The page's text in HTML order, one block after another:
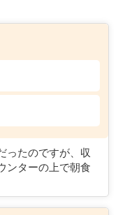
ったのですが、収
ンターの上で朝食